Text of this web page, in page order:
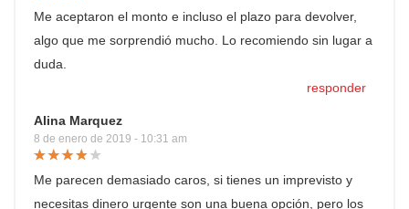
Me aceptaron el monto e incluso el plazo para devolver,
algo que me sorprendió mucho. Lo recomiendo sin lugar a
duda.
responder
Alina Marquez
8 de enero de 2019 - 10:31 am
Me parecen demasiado caros, si tienes un imprevisto y
necesitas dinero urgente son una buena opción, pero los